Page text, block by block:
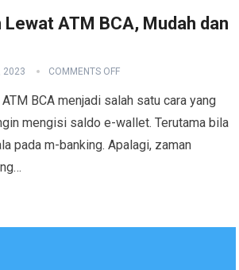
Lewat ATM BCA, Mudah dan
2023 COMMENTS OFF
BCA menjadi salah satu cara yang
mengisi saldo e-wallet. Terutama bila
pada m-banking. Apalagi, zaman